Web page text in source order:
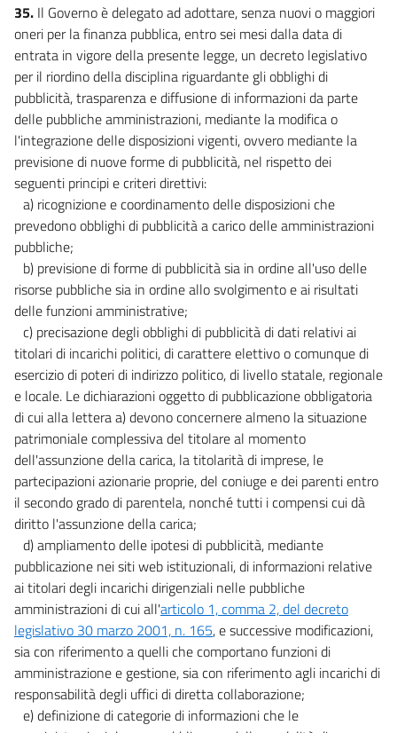
35. Il Governo è delegato ad adottare, senza nuovi o maggiori
oneri per la finanza pubblica, entro sei mesi dalla data di
entrata in vigore della presente legge, un decreto legislativo
per il riordino della disciplina riguardante gli obblighi di
pubblicità, trasparenza e diffusione di informazioni da parte
delle pubbliche amministrazioni, mediante la modifica o
l'integrazione delle disposizioni vigenti, ovvero mediante la
previsione di nuove forme di pubblicità, nel rispetto dei
seguenti principi e criteri direttivi:
a) ricognizione e coordinamento delle disposizioni che
prevedono obblighi di pubblicità a carico delle amministrazioni
pubbliche;
b) previsione di forme di pubblicità sia in ordine all'uso delle
risorse pubbliche sia in ordine allo svolgimento e ai risultati
delle funzioni amministrative;
c) precisazione degli obblighi di pubblicità di dati relativi ai
titolari di incarichi politici, di carattere elettivo o comunque di
esercizio di poteri di indirizzo politico, di livello statale, regionale
e locale. Le dichiarazioni oggetto di pubblicazione obbligatoria
di cui alla lettera a) devono concernere almeno la situazione
patrimoniale complessiva del titolare al momento
dell'assunzione della carica, la titolarità di imprese, le
partecipazioni azionarie proprie, del coniuge e dei parenti entro
il secondo grado di parentela, nonché tutti i compensi cui dà
diritto l'assunzione della carica;
d) ampliamento delle ipotesi di pubblicità, mediante
pubblicazione nei siti web istituzionali, di informazioni relative
ai titolari degli incarichi dirigenziali nelle pubbliche
amministrazioni di cui all'articolo 1, comma 2, del decreto
legislativo 30 marzo 2001, n. 165, e successive modificazioni,
sia con riferimento a quelli che comportano funzioni di
amministrazione e gestione, sia con riferimento agli incarichi di
responsabilità degli uffici di diretta collaborazione;
e) definizione di categorie di informazioni che le